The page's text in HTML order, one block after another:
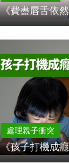
《費盡唇舌依
處理親子衝突
《孩子打機成